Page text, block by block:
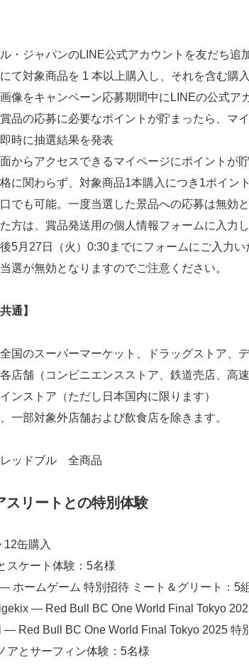
・ジャパンのLINE公式アカウントを友だち追
て対象商品を 1 本以上購入し、それを含む購
像をキャンペーン応募期間中にLINEの公式ア
品の応募に必要なポイントが貯まったら、マ
時に抽選結果を発表
からアクセスできるマイページにポイントが貯
に関わらず、対象商品1本購入につき1ポイント
でも可能。一度当選した景品への応募は無効と
方は、賞品発送用の個人情報フォームに入力し
5月27日（火）0:30までにフォームにご入力
選が無効となりますのでご注意ください。
通】
全国のスーパーマーケット、ドラッグストア、
店舗（コンビニエンスストア、鉄道売店、高
ンストア（ただし日本国内に限ります）
一部対象外店舗および飲食店を除きます。
レッドブル 全商品
スリートとの特別体験
12缶購入
スケート体験：5名様
ホームゲーム 特別招待 ミート＆グリート：5
― Red Bull BC One World Final Tokyo
― Red Bull BC One World Final Tokyo 2025 特
アとサーフィン体験：5名様